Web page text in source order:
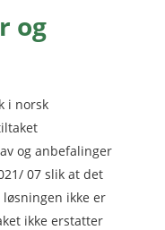
og
i norsk
og anbefalinger
07 slik at det
ikke er
ikke erstatter